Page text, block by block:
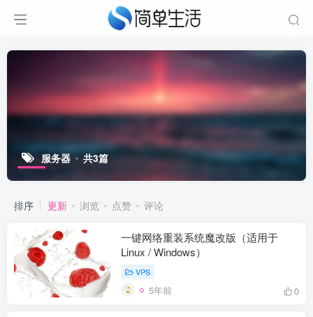
服务器 共3篇
排序 更新 浏览 点赞 评论
一键网络重装系统魔改版（适用于
Linux / Windows）
VPS
5年前 0